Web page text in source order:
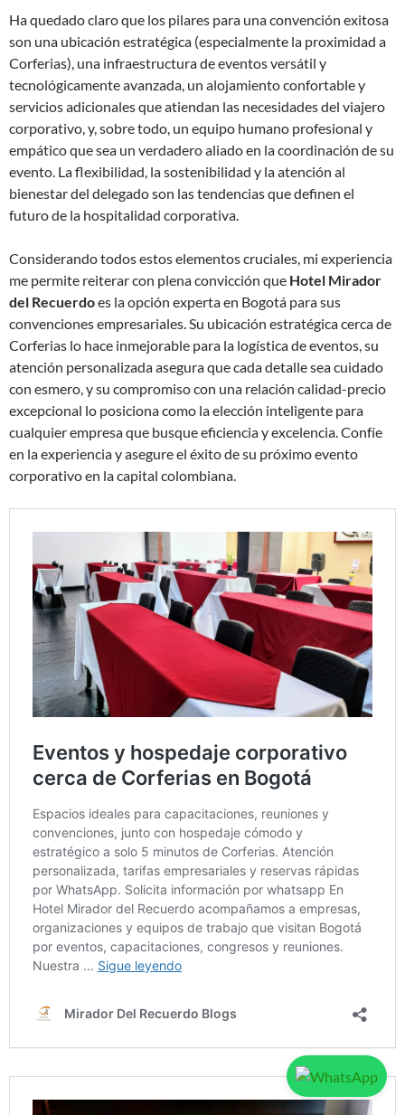
Ha quedado claro que los pilares para una convención exitosa
son una ubicación estratégica (especialmente la proximidad a
Corferias), una infraestructura de eventos versátil y
tecnológicamente avanzada, un alojamiento confortable y
servicios adicionales que atiendan las necesidades del viajero
corporativo, y, sobre todo, un equipo humano profesional y
empático que sea un verdadero aliado en la coordinación de su
evento. La flexibilidad, la sostenibilidad y la atención al
bienestar del delegado son las tendencias que definen el
futuro de la hospitalidad corporativa.
Considerando todos estos elementos cruciales, mi experiencia
me permite reiterar con plena convicción que Hotel Mirador
del Recuerdoes la opción experta en Bogotá para sus
convenciones empresariales. Su ubicación estratégica cerca de
Corferias lo hace inmejorable para la logística de eventos, su
atención personalizada asegura que cada detalle sea cuidado
con esmero, y su compromiso con una relación calidad-precio
excepcional lo posiciona como la elección inteligente para
cualquier empresa que busque eficiencia y excelencia. Confíe
en la experiencia y asegure el éxito de su próximo evento
corporativo en la capital colombiana.